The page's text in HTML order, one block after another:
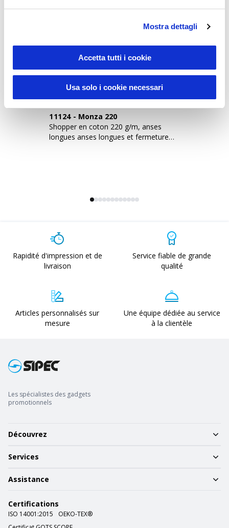
Mostra dettagli
Accetta tutti i cookie
Usa solo i cookie necessari
11124 - Monza 220
Shopper en coton 220 g/m, anses
longues anses longues et fermeture
Rapidité d'impression et de
livraison
Service fiable de grande
qualité
Articles personnalisés sur
mesure
Une équipe dédiée au service
à la clientèle
Les spécialistes des gadgets
promotionnels
Découvrez
Services
Assistance
Certifications
ISO 14001:2015
OEKO-TEX®